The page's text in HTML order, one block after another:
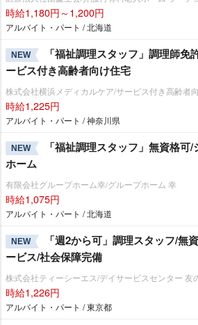
時給1,180円～1,200円
アルバイト・パート / 北海道
NEW
「福祉調理スタッフ」調理師免
ービス付き高齢者向け住宅
株式会社横浜メディカルケア/サービス付き高齢者
時給1,225円
アルバイト・パート / 神奈川県
NEW
「福祉調理スタッフ」無資格可
ホーム
有限会社グループホーム幸/グループホーム 幸
時給1,075円
アルバイト・パート / 北海道
NEW
「週2から可」調理スタッフ/無
ービス/社会保障完備
株式会社ティーシーエス/デイサービスセンター 友
時給1,226円
アルバイト・パート / 東京都